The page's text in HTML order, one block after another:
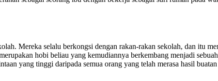
Mereka selalu berkongsi dengan rakan-rakan sekolah, dan itu
hobi beliau yang kemudiannya berkembang menjadi
yang tinggi daripada semua orang yang telah merasa hasil